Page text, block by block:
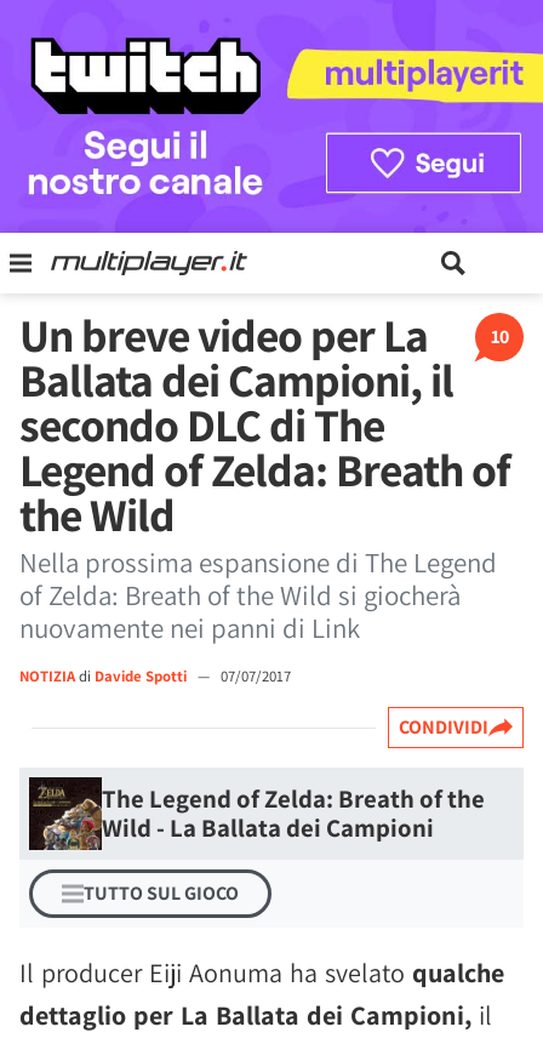
10
Un breve video per La
Ballata dei Campioni, il
secondo DLC di The
Legend of Zelda: Breath of
the Wild
Nella prossima espansione di The Legend
of Zelda: Breath of the Wild si giocherà
nuovamente nei panni di Link
NOTIZIAdi Davide Spotti — 07/07/2017
CONDIVIDI
The Legend of Zelda: Breath of the
Wild - La Ballata dei Campioni
TUTTO SUL GIOCO
Il producer Eiji Aonuma ha svelato qualche
dettaglio per La Ballata dei Campioni, il